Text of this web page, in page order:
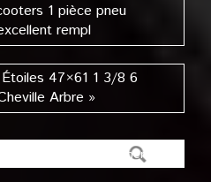
1 pièce pneu
rempl
47×61 1 3/8 6
Arbre »